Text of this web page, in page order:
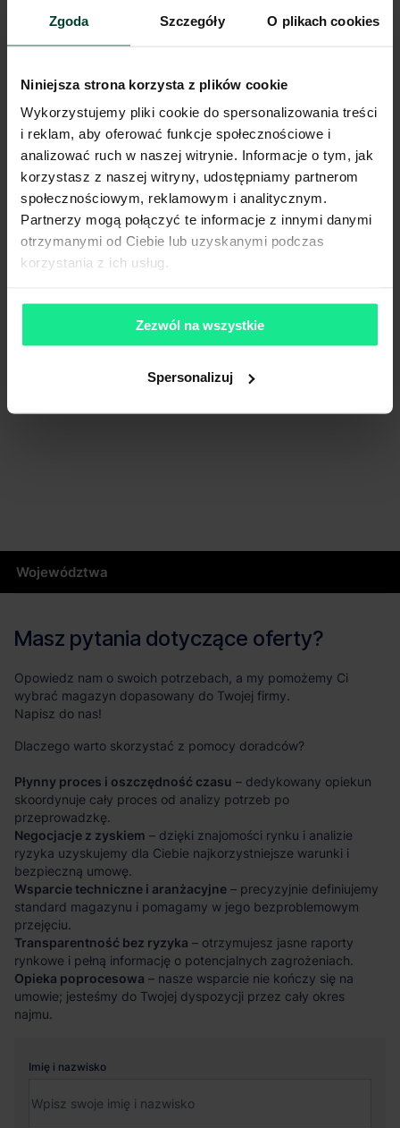
Zgoda Szczegóły O plikach cookies
Niniejsza strona korzysta z plików cookie
Wykorzystujemy pliki cookie do spersonalizowania treści
i reklam, aby oferować funkcje społecznościowe i
analizować ruch w naszej witrynie. Informacje o tym, jak
korzystasz z naszej witryny, udostępniamy partnerom
społecznościowym, reklamowym i analitycznym.
Partnerzy mogą połączyć te informacje z innymi danymi
otrzymanymi od Ciebie lub uzyskanymi podczas
korzystania z ich usług.
Zezwól na wszystkie
Spersonalizuj
oferty w myśl art. 66 § 1. Kodeksu Cywilnego. CBRE sp. z o.o. nie
gwarantuje dostępności prezentowanych nieruchomości. Weryfikacja
Województwa
Masz pytania dotyczące oferty?
Opowiedz nam o swoich potrzebach, a my pomożemy Ci
wybrać magazyn dopasowany do Twojej firmy.
Napisz do nas!
Dlaczego warto skorzystać z pomocy doradców?
Płynny proces i oszczędność czasu – dedykowany opiekun
skoordynuje cały proces od analizy potrzeb po
przeprowadzkę.
Negocjacje z zyskiem – dzięki znajomości rynku i analizie
ryzyka uzyskujemy dla Ciebie najkorzystniejsze warunki i
bezpieczną umowę.
Wsparcie techniczne i aranżacyjne – precyzyjnie definiujemy
standard magazynu i pomagamy w jego bezproblemowym
przejęciu.
Transparentność bez ryzyka – otrzymujesz jasne raporty
rynkowe i pełną informację o potencjalnych zagrożeniach.
Opieka poprocesowa – nasze wsparcie nie kończy się na
umowie; jesteśmy do Twojej dyspozycji przez cały okres
najmu.
Imię i nazwisko